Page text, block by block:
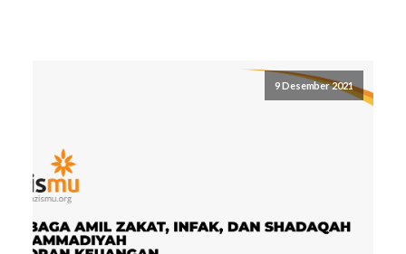
9 Desember 2021